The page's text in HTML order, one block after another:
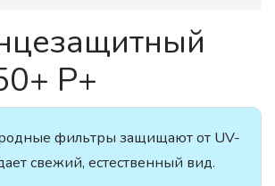
P+
фильтры защищают от UV-
свежий, естественный вид.